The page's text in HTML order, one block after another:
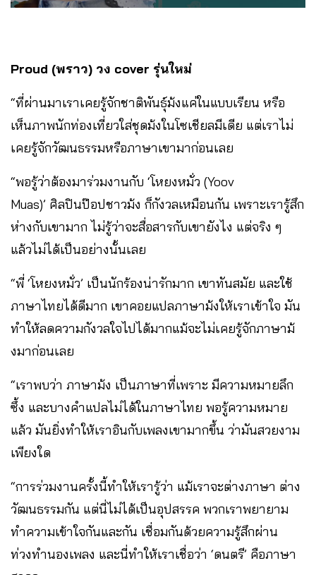
Proud (พราว) วง cover รุ่นใหม่
“ที่ผ่านมาเราเคยรู้จักชาติพันธุ์ม้งแค่ในแบบเรียน หรือ
เห็นภาพนักท่องเที่ยวใส่ชุดม้งในโซเชียลมีเดีย แต่เราไม่
เคยรู้จักวัฒนธรรมหรือภาษาเขามาก่อนเลย
“พอรู้ว่าต้องมาร่วมงานกับ ‘โหยงหมั่ว (Yoov
Muas)’ ศิลปินป๊อปชาวม้ง ก็กังวลเหมือนกัน เพราะเรารู้สึก
ห่างกับเขามาก ไม่รู้ว่าจะสื่อสารกับเขายังไง แต่จริง ๆ
แล้วไม่ได้เป็นอย่างนั้นเลย
“พี่ ‘โหยงหมั่ว’ เป็นนักร้องน่ารักมาก เขาทันสมัย และใช้
ภาษาไทยได้ดีมาก เขาคอยแปลภาษาม้งให้เราเข้าใจ มัน
ทำให้ลดความกังวลใจไปได้มากแม้จะไม่เคยรู้จักภาษาม้
งมาก่อนเลย
“เราพบว่า ภาษาม้ง เป็นภาษาที่เพราะ มีความหมายลึก
ซึ้ง และบางคำแปลไม่ได้ในภาษาไทย พอรู้ความหมาย
แล้ว มันยิ่งทำให้เราอินกับเพลงเขามากขึ้น ว่ามันสวยงาม
เพียงใด
“การร่วมงานครั้งนี้ทำให้เรารู้ว่า แม้เราจะต่างภาษา ต่าง
วัฒนธรรมกัน แต่นี่ไม่ได้เป็นอุปสรรค พวกเราพยายาม
ทำความเข้าใจกันและกัน เชื่อมกันด้วยความรู้สึกผ่าน
ท่วงทำนองเพลง และนี่ทำให้เราเชื่อว่า ‘ดนตรี’ คือภาษา